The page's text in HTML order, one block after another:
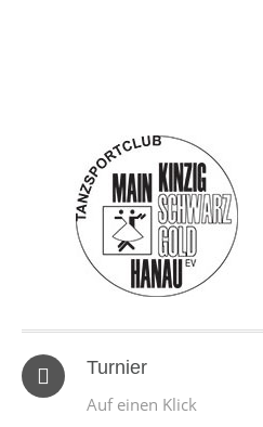
Turnier
Auf einen Klick